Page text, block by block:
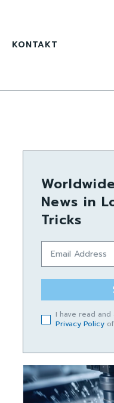
KONTAKT
News in
Tricks
I have read
Privacy Policy